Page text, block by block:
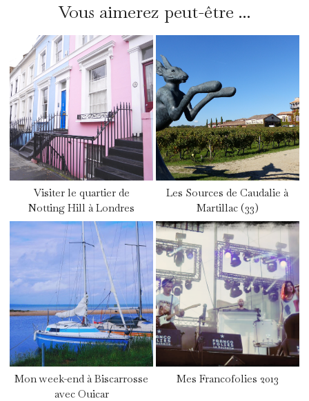
Vous aimerez peut-être ...
Visiter le quartier de
Notting Hill à Londres
Les Sources de Caudalie à
Martillac (33)
Mon week-end à Biscarrosse
avec Ouicar
Mes Francofolies 2013